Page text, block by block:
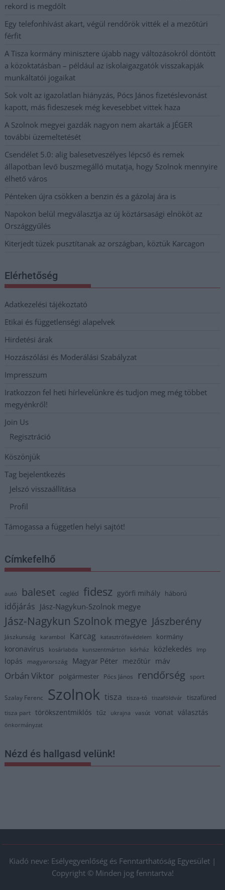
rekord is megdőlt
Egy telefonhívást akart, végül rendőrök vitték el a mezőtúri
férfit
A Tisza kormány minisztere újabb nagy változásokról döntött
a közoktatásban – például az iskolaigazgatók visszakapják
munkáltatói jogaikat
Sok volt az igazolatlan hiányzás, Pócs János fizetéslevonást
kapott, más fideszesek még kevesebbet vittek haza
A Szolnok megyei gazdák nagyon nem akarták a JÉGER
további üzemeltetését
Csendélet 5.0: alig balesetveszélyes lépcső és remek
állapotban levő buszmegálló mutatja, hogy Szolnok mennyire
élhető város
Pénteken újra csökken a benzin és a gázolaj ára is
Napokon belül megválasztja az új köztársasági elnököt az
Országgyűlés
Kiterjedt tüzek pusztítanak az országban, köztük Karcagon
Elérhetőség
Adatkezelési tájékoztató
Etikai és függetlenségi alapelvek
Hirdetési árak
Hozzászólási és Moderálási Szabályzat
Impresszum
Iratkozzon fel heti hírlevelünkre és tudjon meg még többet
megyénkről!
Join Us
Regisztráció
Köszönjük
Tag bejelentkezés
Jelszó visszaállítása
Profil
Támogassa a független helyi sajtót!
Címkefelhő
autó baleset cegléd fidesz györfi mihály háború
időjárás Jász-Nagykun-Szolnok megye
Jász-Nagykun Szolnok megye Jászberény
Jászkunság karambol Karcag katasztrófavédelem kormány
koronavírus kosárlabda kunszentmárton kórház közlekedés lmp
lopás magyarország Magyar Péter mezőtúr máv
Orbán Viktor polgármester Pócs János rendőrség sport
Szalay Ferenc Szolnok tisza tisza-tó tiszaföldvár tiszafüred
tisza part törökszentmiklós tűz ukrajna vasút vonat választás
önkormányzat
Nézd és hallgasd velünk!
Kiadó neve: Esélyegyenlőség és Fenntarthatóság Egyesület |
Copyright © Minden jog fenntartva!